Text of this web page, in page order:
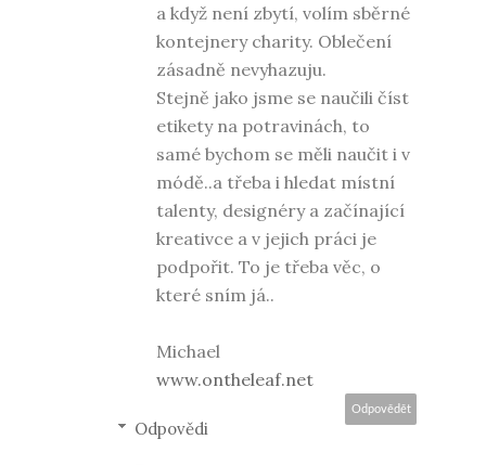
a když není zbytí, volím sběrné
kontejnery charity. Oblečení
zásadně nevyhazuju.
Stejně jako jsme se naučili číst
etikety na potravinách, to
samé bychom se měli naučit i v
módě..a třeba i hledat místní
talenty, designéry a začínající
kreativce a v jejich práci je
podpořit. To je třeba věc, o
které sním já..
Michael
www.ontheleaf.net
Odpovědět
Odpovědi